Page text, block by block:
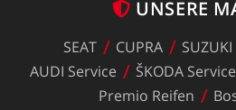
UNSERE
SEAT CUPRA SUZUKI
AUDI Service ŠKODA Service
Premio Reifen